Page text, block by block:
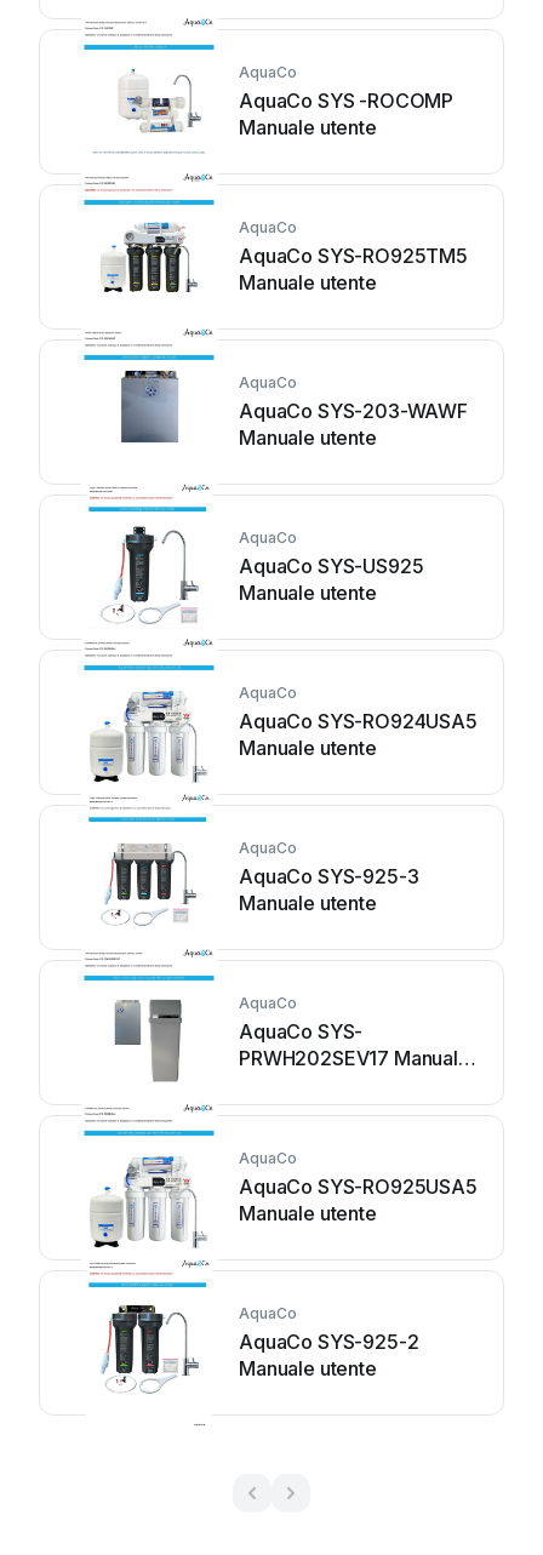
AquaCo
AquaCo SYS -ROCOMP
Manuale utente
AquaCo
AquaCo SYS-RO925TM5
Manuale utente
AquaCo
AquaCo SYS-203-WAWF
Manuale utente
AquaCo
AquaCo SYS-US925
Manuale utente
AquaCo
AquaCo SYS-RO924USA5
Manuale utente
AquaCo
AquaCo SYS-925-3
Manuale utente
AquaCo
AquaCo SYS-
PRWH202SEV17 Manuale
AquaCo
AquaCo SYS-RO925USA5
Manuale utente
AquaCo
AquaCo SYS-925-2
Manuale utente